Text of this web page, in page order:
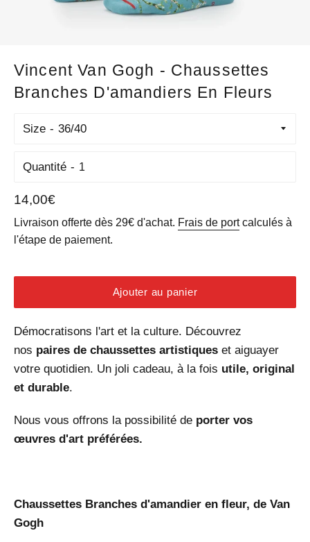
Vincent Van Gogh - Chaussettes
Branches D'amandiers En Fleurs
Size
Quantité
Prix
régulier
14,00€
Livraison offerte dès 29€ d'achat. Frais de portcalculés à
l'étape de paiement.
Ajouter au panier
Démocratisons l'art et la culture. Découvrez
nos paires de chaussettes artistiques et aiguayer
votre quotidien. Un joli cadeau, à la fois utile, original
et durable.
Nous vous offrons la possibilité de porter vos
œuvres d'art préférées.
Chaussettes Branches d'amandier en fleur, de Van
Gogh